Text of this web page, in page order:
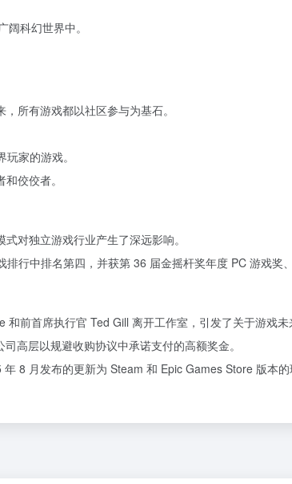
科幻世界中。
所有游戏都以社区参与为基石。
家的游戏。
佼佼者。
对独立游戏行业产生了深远影响。
行中排名第四，并获第 36 届金摇杆奖年度 PC 游戏奖
前首席执行官 Ted Gill 离开工作室，引发了关于游戏未
高层以规避收购协议中承诺支付的高额奖金。
8 月发布的更新为 Steam 和 Epic Games Store 版本